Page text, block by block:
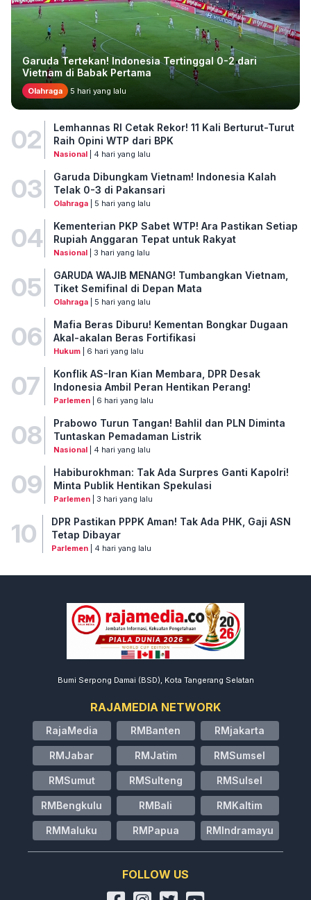
Garuda Tertekan! Indonesia Tertinggal 0-2 dari
Vietnam di Babak Pertama
Olahraga 5 hari yang lalu
02
Lemhannas RI Cetak Rekor! 11 Kali Berturut-Turut
Raih Opini WTP dari BPK
Nasional| 4 hari yang lalu
03
Garuda Dibungkam Vietnam! Indonesia Kalah
Telak 0-3 di Pakansari
Olahraga| 5 hari yang lalu
04
Kementerian PKP Sabet WTP! Ara Pastikan Setiap
Rupiah Anggaran Tepat untuk Rakyat
Nasional| 3 hari yang lalu
05
GARUDA WAJIB MENANG! Tumbangkan Vietnam,
Tiket Semifinal di Depan Mata
Olahraga| 5 hari yang lalu
06
Mafia Beras Diburu! Kementan Bongkar Dugaan
Akal-akalan Beras Fortifikasi
Hukum| 6 hari yang lalu
07
Konflik AS-Iran Kian Membara, DPR Desak
Indonesia Ambil Peran Hentikan Perang!
Parlemen| 6 hari yang lalu
08
Prabowo Turun Tangan! Bahlil dan PLN Diminta
Tuntaskan Pemadaman Listrik
Nasional| 4 hari yang lalu
09
Habiburokhman: Tak Ada Surpres Ganti Kapolri!
Minta Publik Hentikan Spekulasi
Parlemen| 3 hari yang lalu
10
DPR Pastikan PPPK Aman! Tak Ada PHK, Gaji ASN
Tetap Dibayar
Parlemen| 4 hari yang lalu
Bumi Serpong Damai (BSD), Kota Tangerang Selatan
RAJAMEDIA NETWORK
RajaMedia RMBanten RMjakarta
RMJabar RMJatim RMSumsel
RMSumut RMSulteng RMSulsel
RMBengkulu RMBali RMKaltim
RMMaluku RMPapua RMIndramayu
FOLLOW US